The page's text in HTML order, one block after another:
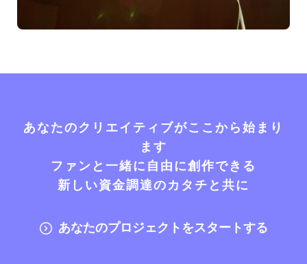
あなたのクリエイティブがここから始まり
ます
ファンと一緒に自由に創作できる
新しい資金調達のカタチと共に
あなたのプロジェクトをスタートする